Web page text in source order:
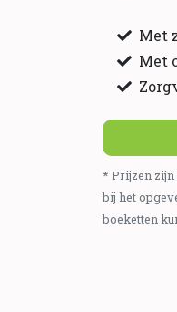
Met
Met
* Prijzen zijn
bij het
boeketten